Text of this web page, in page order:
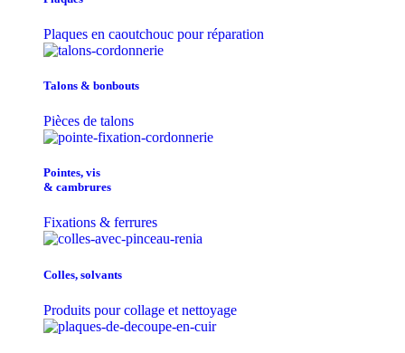
Plaques en caoutchouc pour réparation
Talons & bonbouts
Pièces de talons
Pointes, vis
& cambrures
Fixations & ferrures
Colles, solvants
Produits pour collage et nettoyage